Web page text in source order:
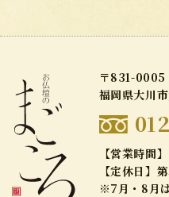
〒831-0005
福岡県大川
【営業時間
【定休日】
※7月・8月